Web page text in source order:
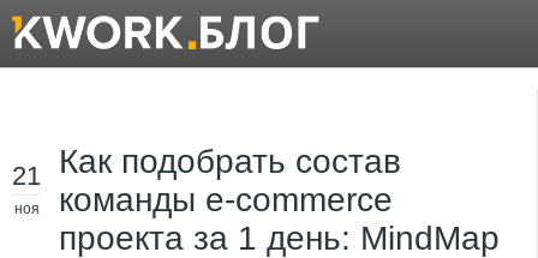
21
ноя
Как подобрать состав
команды e-commerce
проекта за 1 день: MindMap